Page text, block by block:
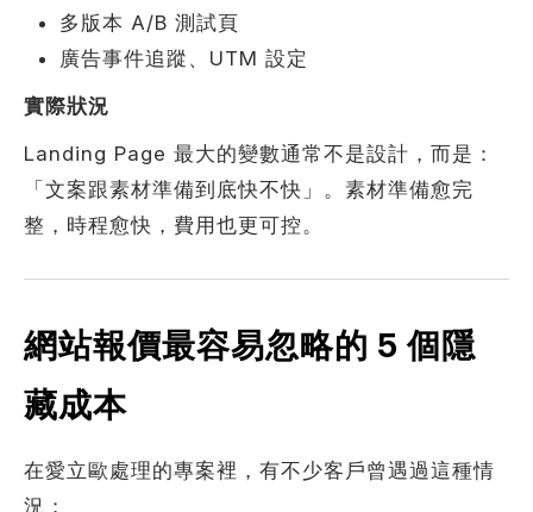
多版本 A/B 測試頁
廣告事件追蹤、UTM 設定
實際狀況
Landing Page 最大的變數通常不是設計，而是：
「文案跟素材準備到底快不快」。素材準備愈完
整，時程愈快，費用也更可控。
網站報價最容易忽略的 5 個隱
藏成本
在愛立歐處理的專案裡，有不少客戶曾遇過這種情
況：